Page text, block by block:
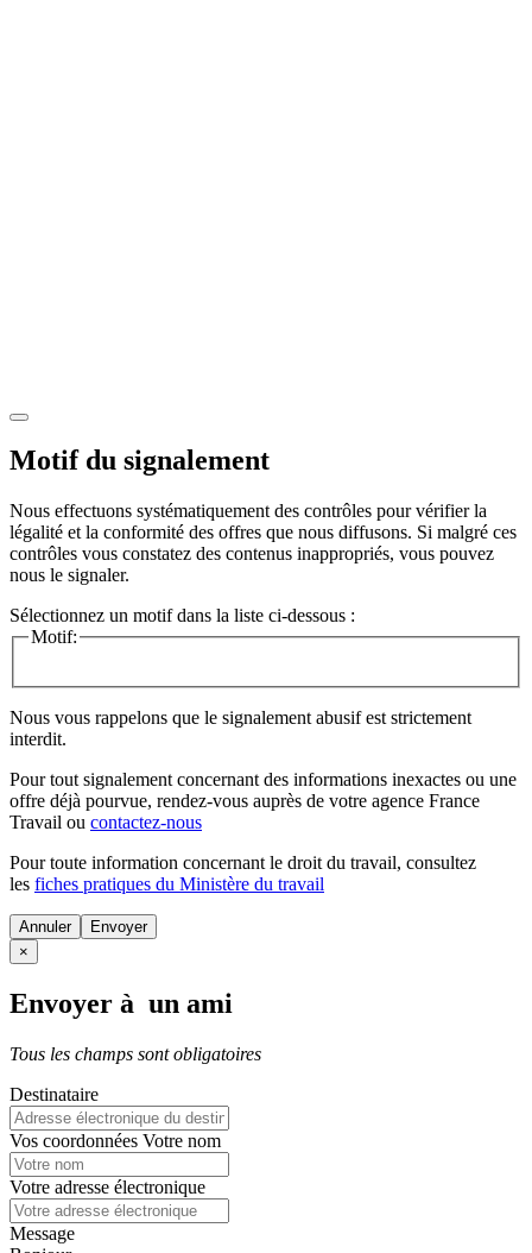
Motif du signalement
Nous effectuons systématiquement des contrôles pour vérifier la
légalité et la conformité des offres que nous diffusons. Si malgré ces
contrôles vous constatez des contenus inappropriés, vous pouvez
nous le signaler.
Sélectionnez un motif dans la liste ci-dessous :
Motif:
Nous vous rappelons que le signalement abusif est strictement
interdit.
Pour tout signalement concernant des informations inexactes ou une
offre déjà pourvue, rendez-vous auprès de votre agence France
Travail ou contactez-nous
Pour toute information concernant le droit du travail, consultez
les fiches pratiques du Ministère du travail
Annuler
×
Envoyer à un ami
Tous les champs sont obligatoires
Destinataire
Vos coordonnées Votre nom
Votre adresse électronique
Message